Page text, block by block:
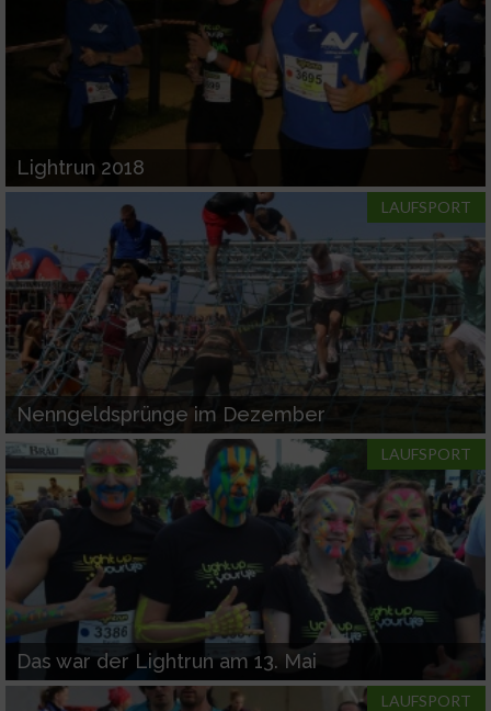
Lightrun 2018
LAUFSPORT
Nenngeldsprünge im Dezember
LAUFSPORT
Das war der Lightrun am 13. Mai
LAUFSPORT